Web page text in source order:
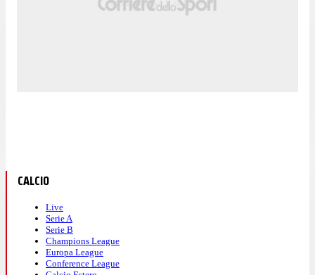
CALCIO
Live
Serie A
Serie B
Champions League
Europa League
Conference League